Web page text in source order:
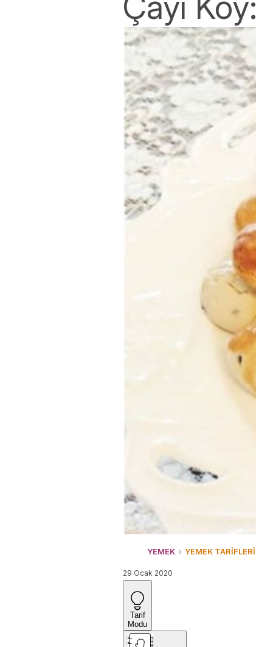
YEMEK YEMEK TARİFLERİ
29 Ocak 2020
Tarif
Modu